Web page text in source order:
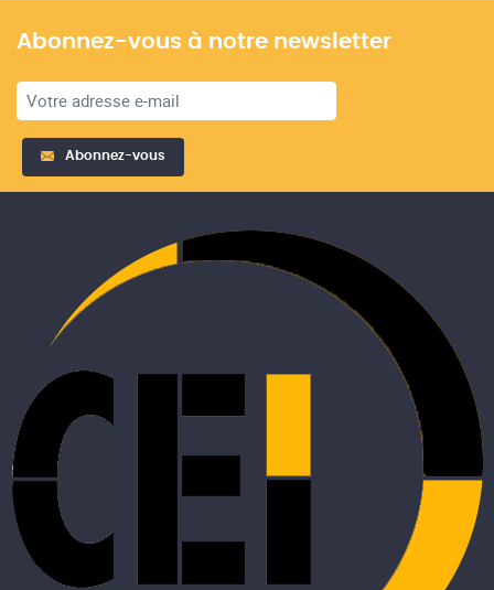
Abonnez-vous à notre newsletter
Abonnez-vous